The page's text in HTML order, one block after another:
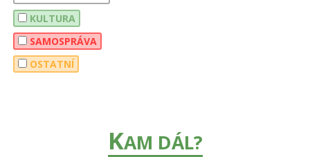
KULTURA
SAMOSPRÁVA
OSTATNÍ
KAM DÁL?